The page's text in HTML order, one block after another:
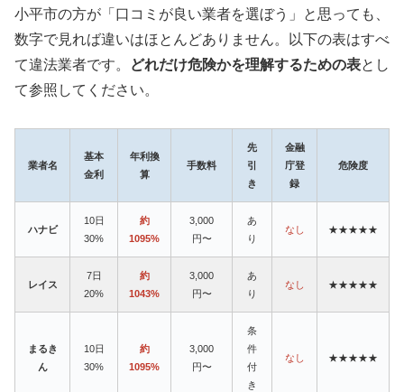
小平市の方が「口コミが良い業者を選ぼう」と思っても、
数字で見れば違いはほとんどありません。以下の表はすべ
て違法業者です。
どれだけ危険かを理解するための表とし
て参照してください。
業者名
基本
金利
年利換
算
手数料
先
引
き
金融
庁登
録
危険度
ハナビ
10日
30%
約
1095%
3,000
円〜
あ
り
なし ★★★★★
レイス
7日
20%
約
1043%
3,000
円〜
あ
り
なし ★★★★★
まるき
ん
10日
30%
約
1095%
3,000
円〜
条
件
付
き
なし ★★★★★